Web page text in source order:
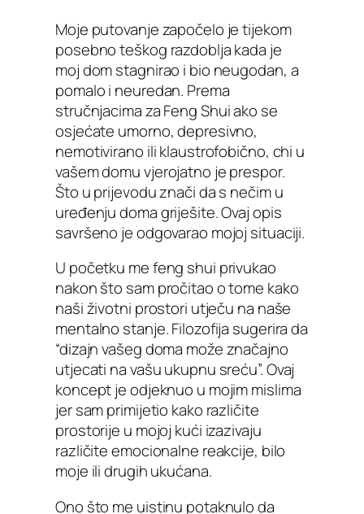
Moje putovanje započelo je tijekom
posebno teškog razdoblja kada je
moj dom stagnirao i bio neugodan, a
pomalo i neuredan. Prema
stručnjacima za Feng Shui ako se
osjećate umorno, depresivno,
nemotivirano ili klaustrofobično, chi u
vašem domu vjerojatno je prespor.
Što u prijevodu znači da s nečim u
uređenju doma griješite. Ovaj opis
savršeno je odgovarao mojoj situaciji.
U početku me feng shui privukao
nakon što sam pročitao o tome kako
naši životni prostori utječu na naše
mentalno stanje. Filozofija sugerira da
“dizajn vašeg doma može značajno
utjecati na vašu ukupnu sreću”. Ovaj
koncept je odjeknuo u mojim mislima
jer sam primijetio kako različite
prostorije u mojoj kući izazivaju
različite emocionalne reakcije, bilo
moje ili drugih ukućana.
Ono što me uistinu potaknulo da